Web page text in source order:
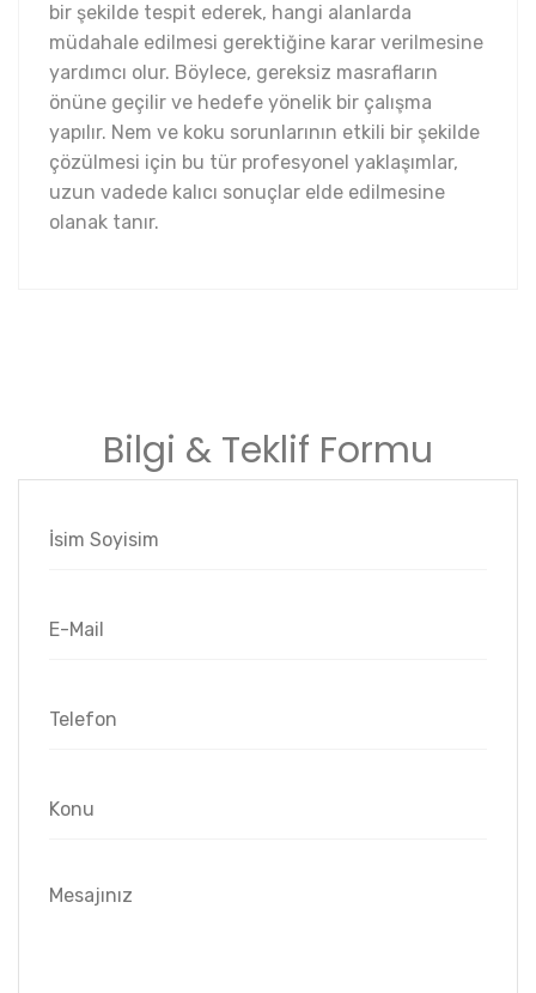
bir şekilde tespit ederek, hangi alanlarda
müdahale edilmesi gerektiğine karar verilmesine
yardımcı olur. Böylece, gereksiz masrafların
önüne geçilir ve hedefe yönelik bir çalışma
yapılır. Nem ve koku sorunlarının etkili bir şekilde
çözülmesi için bu tür profesyonel yaklaşımlar,
uzun vadede kalıcı sonuçlar elde edilmesine
olanak tanır.
Bilgi & Teklif Formu